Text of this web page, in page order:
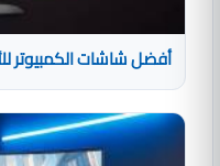
أفضل شاشات الكمبيوتر